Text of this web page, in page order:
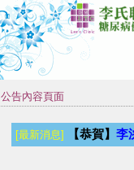
公告內容頁面
[最新消息] 【恭賀】 李